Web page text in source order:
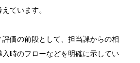
ています。
評価の前段として、担当課からの相
時のフローなどを明確に示してい